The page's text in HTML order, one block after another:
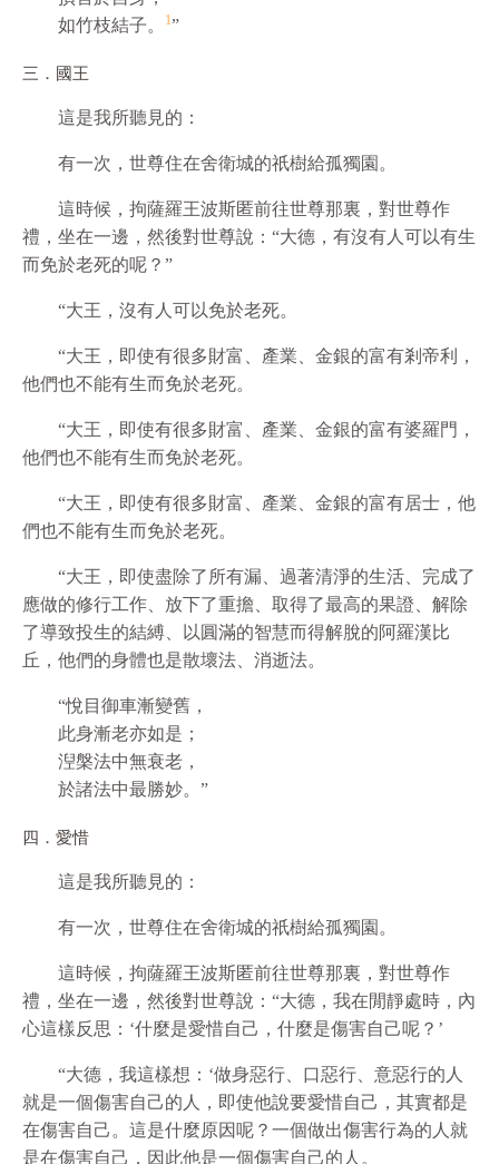
如竹枝結子。
1”
三．國王
這是我所聽見的：
有一次，世尊住在舍衛城的祇樹給孤獨園。
這時候，拘薩羅王波斯匿前往世尊那裏，對世尊作
禮，坐在一邊，然後對世尊說：“大德，有沒有人可以有生
而免於老死的呢？”
“大王，沒有人可以免於老死。
“大王，即使有很多財富、產業、金銀的富有剎帝利，
他們也不能有生而免於老死。
“大王，即使有很多財富、產業、金銀的富有婆羅門，
他們也不能有生而免於老死。
“大王，即使有很多財富、產業、金銀的富有居士，他
們也不能有生而免於老死。
“大王，即使盡除了所有漏、過著清淨的生活、完成了
應做的修行工作、放下了重擔、取得了最高的果證、解除
了導致投生的結縛、以圓滿的智慧而得解脫的阿羅漢比
丘，他們的身體也是散壞法、消逝法。
“悅目御車漸變舊，
此身漸老亦如是；
湼槃法中無衰老，
於諸法中最勝妙。”
四．愛惜
這是我所聽見的：
有一次，世尊住在舍衛城的祇樹給孤獨園。
這時候，拘薩羅王波斯匿前往世尊那裏，對世尊作
禮，坐在一邊，然後對世尊說：“大德，我在閒靜處時，內
心這樣反思：‘什麼是愛惜自己，什麼是傷害自己呢？’
“大德，我這樣想：‘做身惡行、口惡行、意惡行的人
就是一個傷害自己的人，即使他說要愛惜自己，其實都是
在傷害自己。這是什麼原因呢？一個做出傷害行為的人就
是在傷害自己，因此他是一個傷害自己的人。